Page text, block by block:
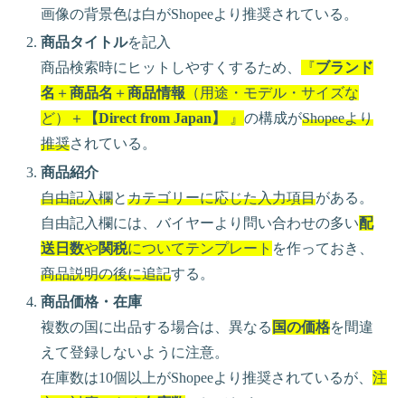
画像の背景色は白がShopeeより推奨されている。
商品タイトルを記入
商品検索時にヒットしやすくするため、
『ブランド
名 ＋商品名 ＋商品情報 （用途・モデル・サイズな
ど）＋
【Direct from Japan】 』の構成がShopeeより
推奨されている。
商品紹介
自由記入欄とカテゴリーに応じた入力項目がある。
自由記入欄には、バイヤーより問い合わせの多い配
送日数や関税についてテンプレート を作っておき、
商品説明の後に追記する。
商品価格・在庫
複数の国に出品する場合は、異なる 国の価格を間違
えて登録しないように注意。
在庫数は10個以上がShopeeより推奨されているが、注